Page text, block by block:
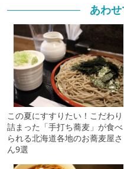
あわ
この夏にすすりたい！こだわり
詰まった「手打ち蕎麦」が食べ
られる北海道各地のお蕎麦屋さ
ん9選